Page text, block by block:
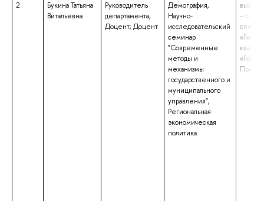
2.
Букина Татьяна
Витальевна
Руководитель
департамента,
Доцент; Доцент
Демография,
Научно-
исследовательский
семинар
"Современные
методы и
механизмы
государственного и
муниципального
управления",
Региональная
экономическая
политика
–